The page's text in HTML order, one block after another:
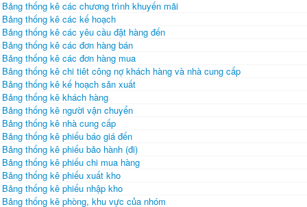
Bảng thống kê các chương trình khuyến mãi
Bảng thống kê các kế hoạch
Bảng thống kê các yêu cầu đặt hàng đến
Bảng thống kê các đơn hàng bán
Bảng thống kê các đơn hàng mua
Bảng thống kê chi tiêt công nợ khách hàng và nhà cung cấp
Bảng thống kê kế hoạch sản xuất
Bảng thống kê khách hàng
Bảng thống kê người vận chuyển
Bảng thống kê nhà cung cấp
Bảng thống kê phiếu báo giá đến
Bảng thống kê phiếu bảo hành (đi)
Bảng thống kê phiếu chi mua hàng
Bảng thống kê phiếu xuất kho
Bảng thống kê phiếu nhập kho
Bảng thống kê phòng, khu vực của nhóm